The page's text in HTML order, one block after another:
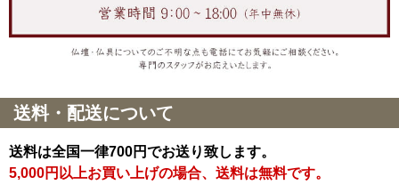
送料・配送について
送料は全国一律700円でお送り致します。
5,000円以上お買い上げの場合、送料は無料です。